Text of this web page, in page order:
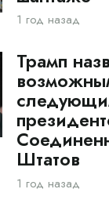
1 год назад
Трамп
Штатов
1 год назад